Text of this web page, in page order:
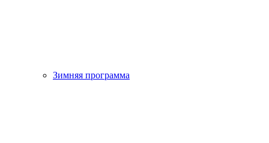
Зимняя программа